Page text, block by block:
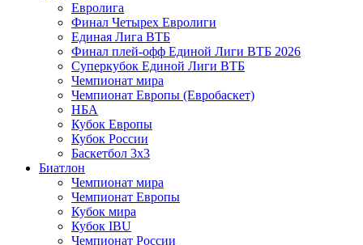
Евролига
Финал Четырех Евролиги
Единая Лига ВТБ
Финал плей-офф Единой Лиги ВТБ 2026
Суперкубок Единой Лиги ВТБ
Чемпионат мира
Чемпионат Европы (Евробаскет)
НБА
Кубок Европы
Кубок России
Баскетбол 3х3
Биатлон
Чемпионат мира
Чемпионат Европы
Кубок мира
Кубок IBU
Чемпионат России